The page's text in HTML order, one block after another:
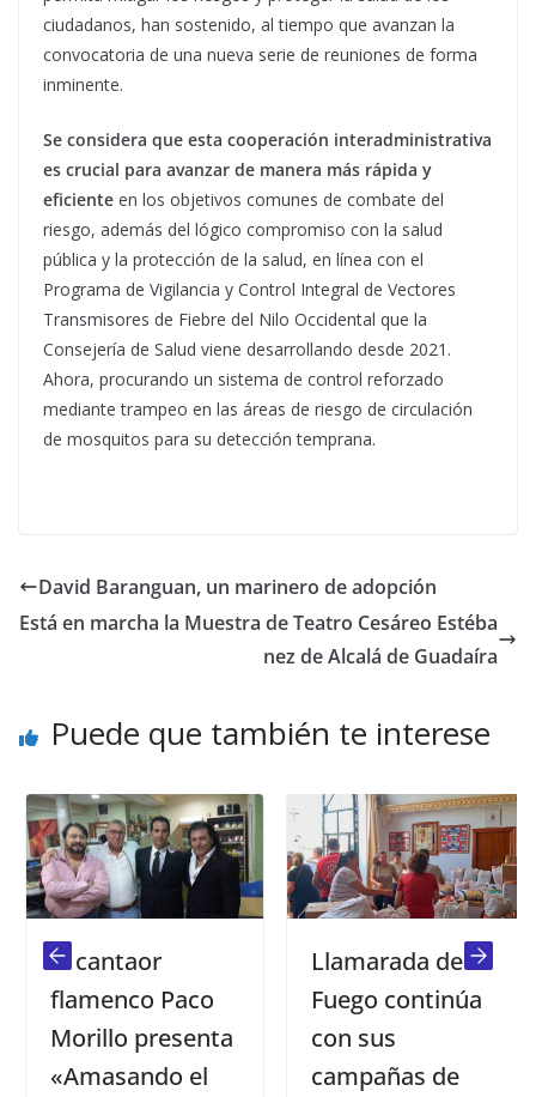
ciudadanos, han sostenido, al tiempo que avanzan la
convocatoria de una nueva serie de reuniones de forma
inminente.
Se considera que esta cooperación interadministrativa
es crucial para avanzar de manera más rápida y
eficiente en los objetivos comunes de combate del
riesgo, además del lógico compromiso con la salud
pública y la protección de la salud, en línea con el
Programa de Vigilancia y Control Integral de Vectores
Transmisores de Fiebre del Nilo Occidental que la
Consejería de Salud viene desarrollando desde 2021.
Ahora, procurando un sistema de control reforzado
mediante trampeo en las áreas de riesgo de circulación
de mosquitos para su detección temprana.
David Baranguan, un marinero de adopción
Está en marcha la Muestra de Teatro Cesáreo Estéba
nez de Alcalá de Guadaíra
Puede que también te interese
El cantaor
flamenco Paco
Morillo presenta
«Amasando el
Llamarada de
Fuego continúa
con sus
campañas de